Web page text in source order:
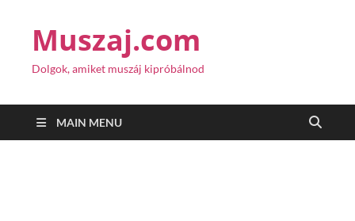
Muszaj.com
Dolgok, amiket muszáj kipróbálnod
MAIN MENU